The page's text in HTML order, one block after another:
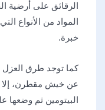
الرقائق على أرضية
المواد من الأنواع
خبرة.
كما توجد طرق العزل
عن خيش مقطرن، إلا
البيتومين ثم وضعها